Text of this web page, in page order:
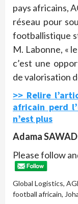
pays africains,
réseau pour
footballistique
M. Labonne, «
c’est une
de valorisation
>> Relire
africain perd
n’est plus
Adama
Please follow
Global Logistics,
football africain,